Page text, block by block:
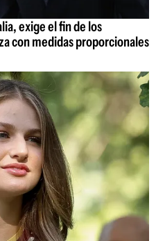
exige el fin de los
con medidas proporcionales